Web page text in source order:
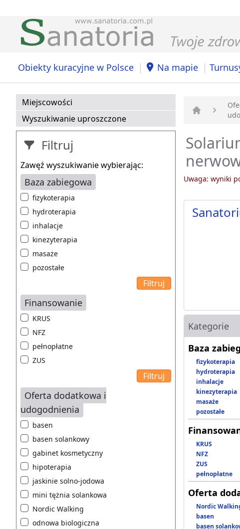
Obiekty kuracyjne w Polsce | Na mapie |
Miejscowości
Wyszukiwanie uproszczone
Filtruj
Zawęź wyszukiwanie wybierając:
Baza zabiegowa
fizykoterapia
hydroterapia
inhalacje
kinezyterapia
masaże
pozostałe
Finansowanie
KRUS
NFZ
pełnopłatne
ZUS
Oferta dodatkowa i
udogodnienia
basen
basen solankowy
gabinet kosmetyczny
hipoterapia
jaskinie solno-jodowa
mini tężnia solankowa
Nordic Walking
odnowa biologiczna
Strona
Uwaga: wyniki
Kategorie
Baza
fizykoterapia
hydroterapia
inhalacje
kinezyterapia
masaże
pozostałe
KRUS
NFZ
ZUS
pełnopłatne
Oferta
Nordic
basen
basen